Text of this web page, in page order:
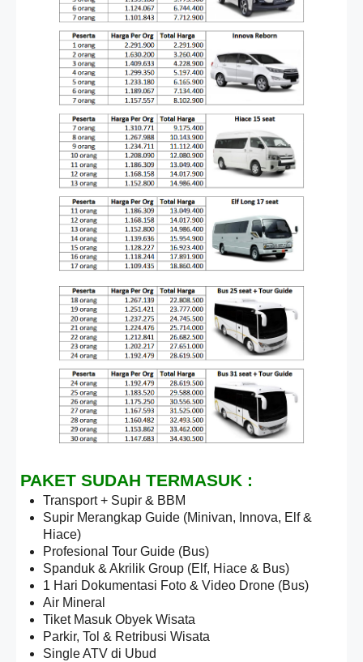
PAKET SUDAH TERMASUK :
Transport + Supir & BBM
Supir Merangkap Guide (Minivan, Innova, Elf &
Hiace)
Profesional Tour Guide (Bus)
Spanduk & Akrilik Group (Elf, Hiace & Bus)
1 Hari Dokumentasi Foto & Video Drone (Bus)
Air Mineral
Tiket Masuk Obyek Wisata
Parkir, Tol & Retribusi Wisata
Single ATV di Ubud